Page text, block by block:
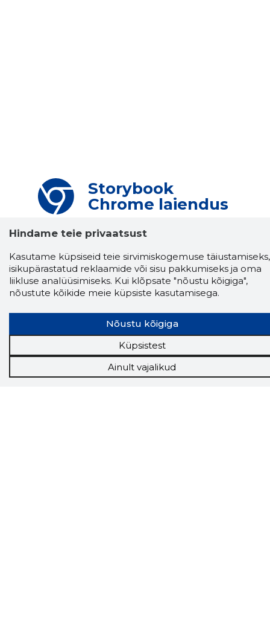
Storybook
Chrome laiendus
Storybooki laiendus ütleb Sulle, mis firma
veebilehel Sa parajasti viibid ja kui usaldusväärne
see firma täna on.
LAADI LAIENDUS ALLA
SinuniOTSEKONTAKTID400 000 Eesti
ettevõtte ja isikute kohta (juhid, ametnikud).
Andmed on rikastatud maksevõime ja
Hindame teie privaatsust
Kasutame küpsiseid teie sirvimiskogemuse täiustamiseks,
isikupärastatud reklaamide või sisu pakkumiseks ja oma
liikluse analüüsimiseks. Kui klõpsate "nõustu kõigiga",
nõustute kõikide meie küpsiste kasutamisega.
Nõustu kõigiga
Küpsistest
Ainult vajalikud